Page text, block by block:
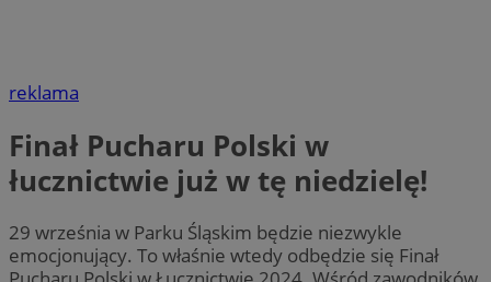
reklama
Finał Pucharu Polski w
łucznictwie już w tę niedzielę!
29 września w Parku Śląskim będzie niezwykle
emocjonujący. To właśnie wtedy odbędzie się Finał